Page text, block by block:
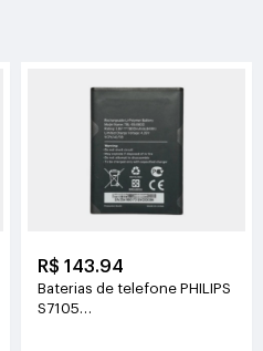
R$ 143.94
Baterias de telefone PHILIPS
S7105